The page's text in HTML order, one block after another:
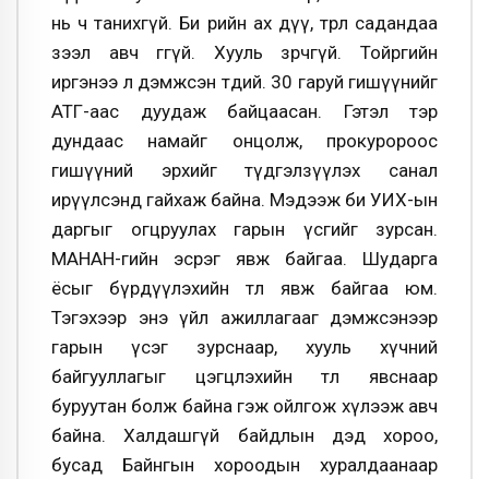
нь ч танихгүй. Би өөрийн ах дүү, төрөл садандаа
зээл авч өгөөгүй. Хууль зөрчөөгүй. Тойргийн
иргэнээ л дэмжсэн төдий. 30 гаруй гишүүнийг
АТГ-аас дуудаж байцаасан. Гэтэл тэр
дундаас намайг онцолж, прокуророос
гишүүний эрхийг түдгэлзүүлэх санал
ирүүлсэнд гайхаж байна. Мэдээж би УИХ-ын
даргыг огцруулах гарын үсгийг зурсан.
МАНАН-гийн эсрэг явж байгаа. Шударга
ёсыг бүрдүүлэхийн төлөө явж байгаа юм.
Тэгэхээр энэ үйл ажиллагааг дэмжсэнээр
гарын үсэг зурснаар, хууль хүчний
байгууллагыг цэгцлэхийн төлөө явснаар
буруутан болж байна гэж ойлгож хүлээж авч
байна. Халдашгүй байдлын дэд хороо,
бусад Байнгын хороодын хуралдаанаар